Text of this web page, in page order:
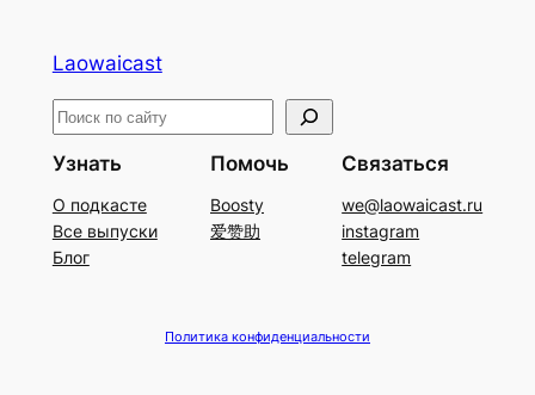
Laowaicast
П
и
с
к
Узнать
О подкасте
Все выпуски
Блог
Помочь
Boosty
爱赞助
Связаться
we@laowaicast.ru
instagram
telegram
Политика конфиденциальности